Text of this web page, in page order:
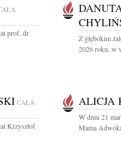
prof. dr
Z głębokim
2026 roku, w
CAŁA
Krzysztof
ALICJA
W dniu 21
Mama